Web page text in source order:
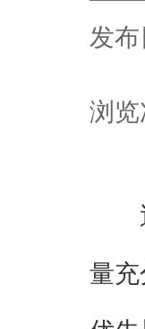
发布
浏览
量